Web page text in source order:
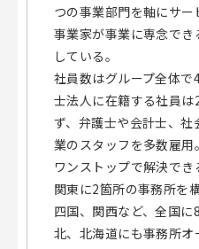
つの事業部門を軸にサ
事業家が事業に専念で
している。
社員数はグループ全体
士法人に在籍する社員
ず、弁護士や会計士、
業のスタッフを多数雇用
ワンストップで解決でき
関東に2箇所の事務所を
四国、関西など、全国
北、北海道にも事務所オ